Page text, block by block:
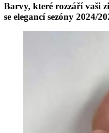
Barvy, které rozzáří vaši
se elegancí sezóny 2024/